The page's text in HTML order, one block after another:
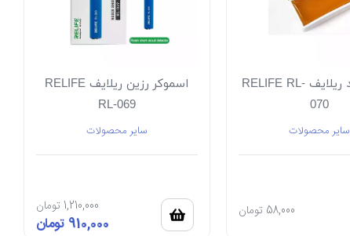
رزین جامد ریلایف RELIFE RL-
070
سایر محصولات
58,000 تومان
اسموکر رزین ریلایف RELIFE
RL-069
سایر محصولات
1,210,000 تومان
910,000 تومان